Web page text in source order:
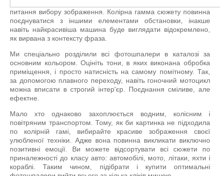
питання вибору зображення. Колірна гамма сюжету повинна
поєднуватися з іншими елементами обстановки, інакше
навіть найкрасивіша машина буде виглядати відокремлено,
як вирвана з контексту фраза.
Ми спеціально розділили всі фотошпалери в каталозі за
основним кольором. Оцініть тони, в яких виконана обробка
приміщення, і просто натисність на самому помітному. Так,
за допомогою плавного переходу, навіть гоночний мотоцикл
можна вписати в строгий інтер'єр. Поєднання сміливе, але
ефектне.
Мало хто однаково захоплюється водним, колісним і
повітряним транспортом. Тому, як би картинка не підходила
по колірній гамі, вибирайте красиве зображення своєї
улюбленої техніки. Адже вона повинна викликати виключно
позитивні емоції. Ви можете відсортувати всі сюжети по
приналежності до класу авто: автомобілі, мото, літаки, яхти і
кораблі. Таким чином, підібрати і купити оптимальні